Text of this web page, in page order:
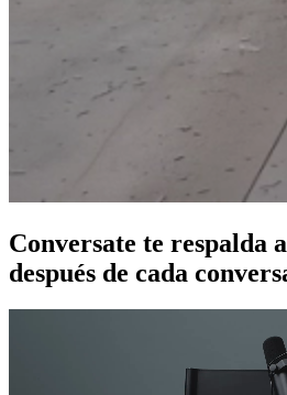
Conversate te respalda
después de cada